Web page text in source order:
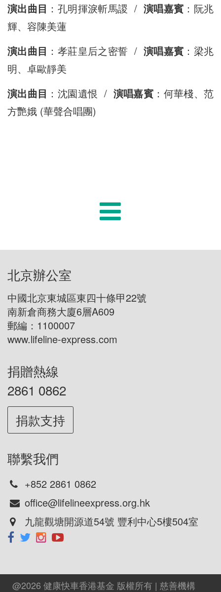
演出曲目 ：孔明揮淚斬馬謖 / 演唱嘉賓 ：阮兆
輝、容陳美蓮
演出曲目 ：孝莊皇后之密誓 / 演唱嘉賓 ：梁兆
明、卓歐靜美
演出曲目 ：沈園遺恨 / 演唱嘉賓 ：何華棧、范
方艷娥 (華聲合唱團)
北京辦公室
中國北京東城區東四十條甲22號
南新倉商務大廈6層A609
郵編：1100007
www.lifeline-express.com
捐贈熱線
2861 0862
捐款支持
聯繫我們
+852 2861 0862
office@lifelineexpress.org.hk
九龍觀塘開源道54號 豐利中心5樓504室
@2026 健康快車香港基金 版權所有 | 慈善機構